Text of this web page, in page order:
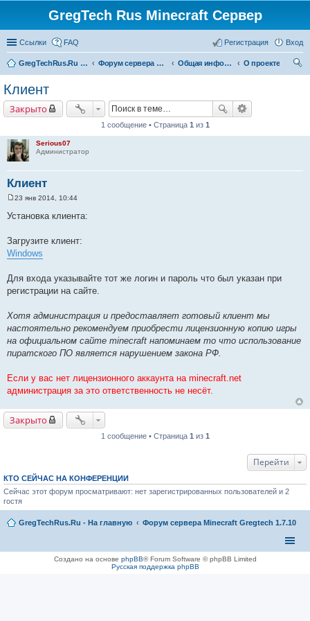
GregTech Rus Minecraft Сервер
Ссылки FAQ Вход
Регистрация
GregTechRus.Ru - На главную Форум сервера Minecraft Gregtech 1.7.10 Общая информация
О проекте
Клиент
Закрыто
1 сообщение • Страница 1 из 1
Serious07
Администратор
Клиент
о
е
н
23 янв 2014, 10:44
Установка клиента:
Загрузите клиент:
Windows
Для входа указывайте тот же логин и пароль что был указан при
регистрации на сайте.
Хотя администрация и предоставляет готовый клиент мы
настоятельно рекомендуем приобрести лицензионную копию игры
на официальном сайте minecraft напоминаем то что использование
пиратского ПО является нарушением закона РФ.
Если у вас нет лицензионного аккаунта на minecraft.net
администрация за это ответственность не несёт.
Закрыто
1 сообщение • Страница 1 из 1
Перейти
КТО СЕЙЧАС НА КОНФЕРЕНЦИИ
Сейчас этот форум просматривают: нет зарегистрированных пользователей и 2
гостя
GregTechRus.Ru - На главную Форум сервера Minecraft Gregtech 1.7.10
Создано на основе phpBB® Forum Software © phpBB Limited
Русская поддержка phpBB